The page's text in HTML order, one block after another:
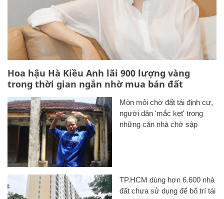
Hoa hậu Hà Kiều Anh lãi 900 lượng vàng
trong thời gian ngắn nhờ mua bán đất
Mòn mỏi chờ đất tái định cư,
người dân 'mắc kẹt' trong
những căn nhà chờ sập
TP.HCM dùng hơn 6.600 nhà
đất chưa sử dụng để bố trí tái